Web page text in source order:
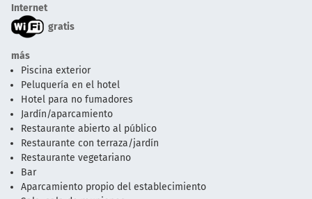
Internet
gratis
más
Piscina exterior
Peluquería en el hotel
Hotel para no fumadores
Jardín/aparcamiento
Restaurante abierto al público
Restaurante con terraza/jardín
Restaurante vegetariano
Bar
Aparcamiento propio del establecimiento